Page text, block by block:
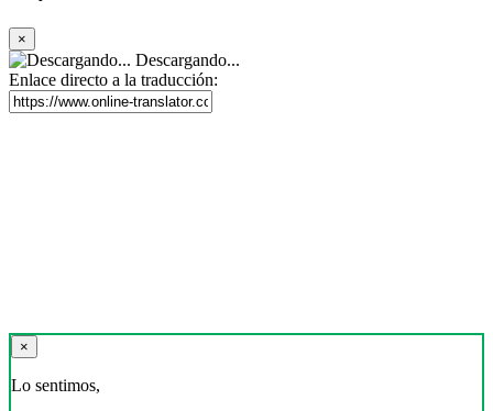
×
Descargando...
Enlace directo a la traducción:
×
Lo sentimos,